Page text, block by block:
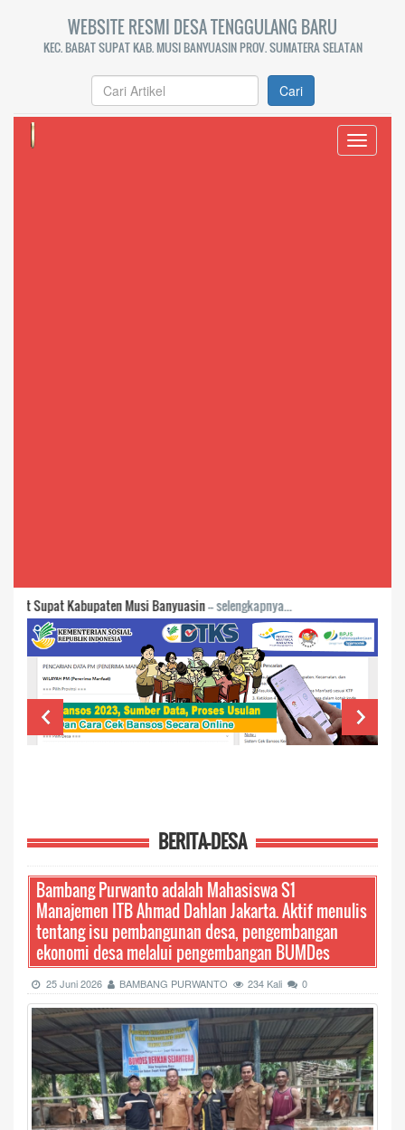
WEBSITE RESMI DESA TENGGULANG BARU
KEC. BABAT SUPAT KAB. MUSI BANYUASIN PROV. SUMATERA SELATAN
Cari
Toggle
Musi Banyuasin-- selengkapnya...
BERITA-DESA
Bambang Purwanto adalah Mahasiswa S1
Manajemen ITB Ahmad Dahlan Jakarta. Aktif menulis
tentang isu pembangunan desa, pengembangan
ekonomi desa melalui pengembangan BUMDes
25 Juni 2026 BAMBANG PURWANTO 234 Kali 0